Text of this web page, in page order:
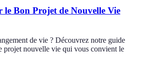
le Bon Projet de Nouvelle Vie
de vie ? Découvrez notre guide
projet nouvelle vie qui vous convient le